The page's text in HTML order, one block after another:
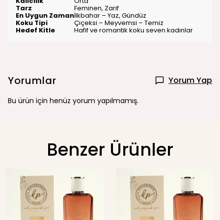
Tarz Feminen, Zarif
En Uygun Zamanİlkbahar – Yaz, Gündüz
Koku Tipi Çiçeksi – Meyvemsi – Temiz
Hedef Kitle Hafif ve romantik koku seven kadınlar
Yorumlar Yorum Yap
Bu ürün için henüz yorum yapılmamış.
Benzer Ürünler